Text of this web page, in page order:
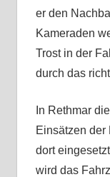
er den
Kameraden
Trost in der
durch das
In Rethmar
Einsätzen der
dort
wird das